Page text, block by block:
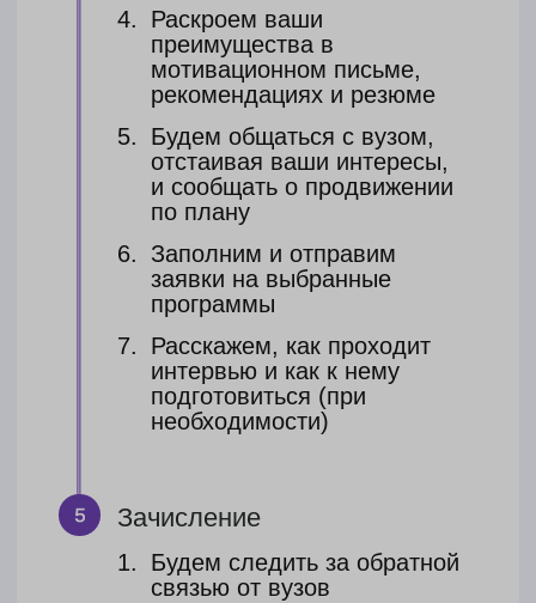
Сопровождение в стране
онлайн (3 месяца)
Поможем с записью
на языковые курсы
Поможем с регистрацией в
университете
Поможем оформить
медицинскую страховку
Поможем в оформлении прописки
Поможем с оформлением
документов для открытия
банковского счета
Стоимость
платеж делится на части
369 600 ₽
Есть возможность оплатить
в рассрочку